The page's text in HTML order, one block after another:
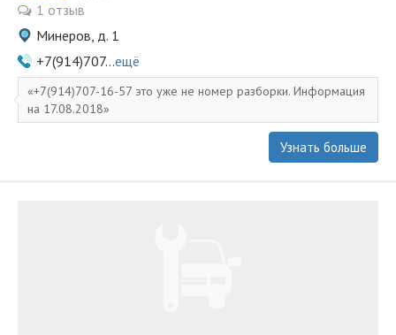
1 отзыв
Минеров, д. 1
+7(914)707...ещё
+7(914)707-16-57 это уже не номер разборки. Информация
на 17.08.2018
Узнать больше